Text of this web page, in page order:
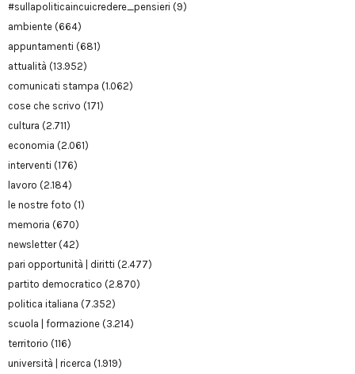
#sullapoliticaincuicredere_pensieri (9)
ambiente (664)
appuntamenti (681)
attualità (13.952)
comunicati stampa (1.062)
cose che scrivo (171)
cultura (2.711)
economia (2.061)
interventi (176)
lavoro (2.184)
le nostre foto (1)
memoria (670)
newsletter(42)
pari opportunità | diritti (2.477)
partito democratico (2.870)
politica italiana (7.352)
scuola | formazione (3.214)
territorio (116)
università | ricerca (1.919)